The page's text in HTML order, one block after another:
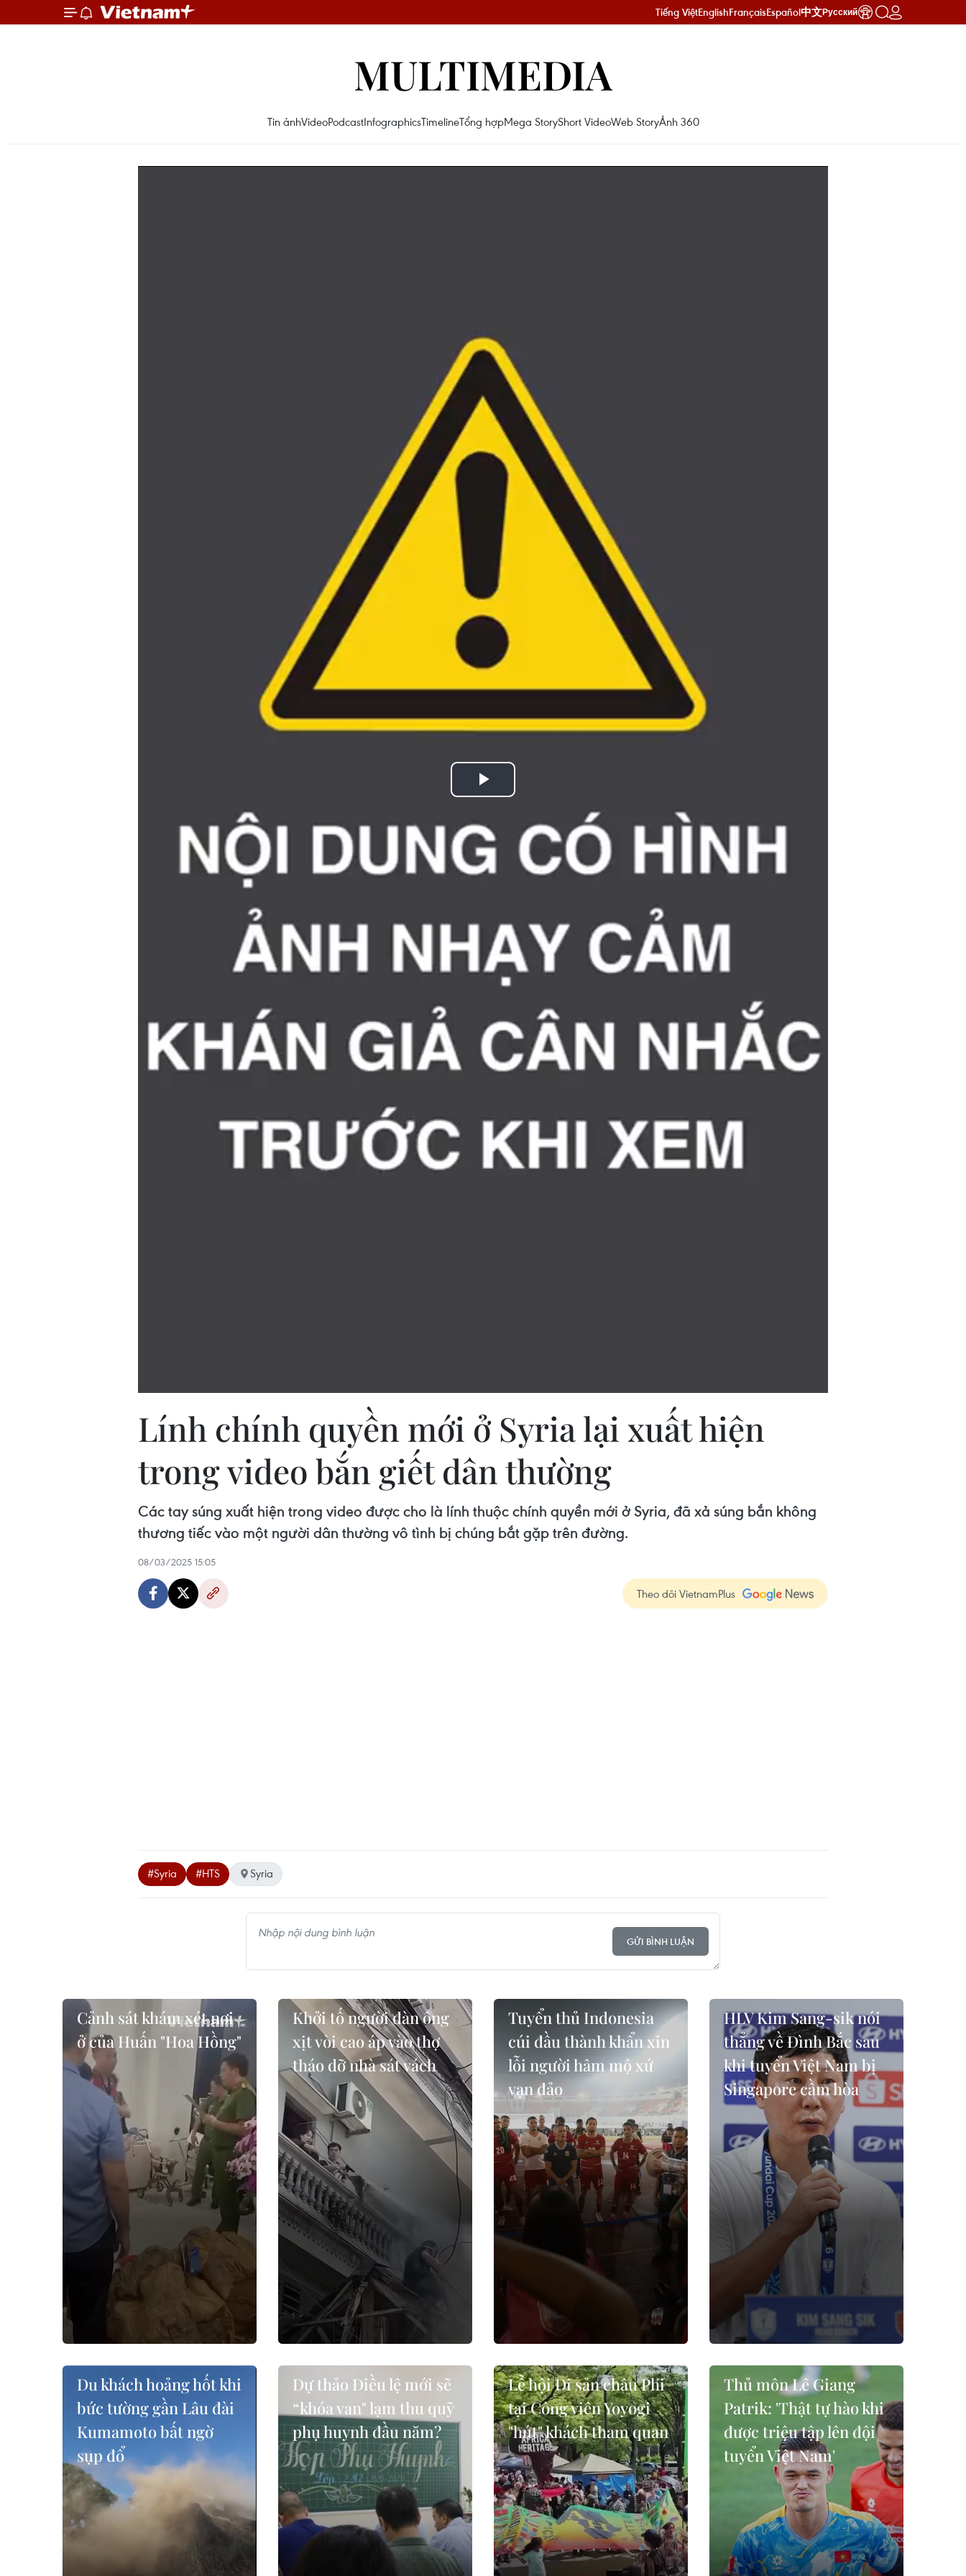
Tiếng ViệtEnglishFrançaisEspañol中文Русский
MULTIMEDIA
Tin ảnhVideoPodcastInfographicsTimelineTổng hợpMega StoryShort VideoWeb StoryẢnh 360
Play
Video
Lính chính quyền mới ở Syria lại xuất hiện
trong video bắn giết dân thường
Các tay súng xuất hiện trong video được cho là lính thuộc chính quyền mới ở Syria, đã xả súng bắn không
thương tiếc vào một người dân thường vô tình bị chúng bắt gặp trên đường.
08/03/2025 15:05
Theo dõi VietnamPlus
#Syria #HTS Syria
GỬI BÌNH LUẬN
Cảnh sát khám xét nơi
ở của Huấn "Hoa Hồng"
Khởi tố người đàn ông
xịt vòi cao áp vào thợ
tháo dỡ nhà sát vách
Tuyển thủ Indonesia
cúi đầu thành khẩn xin
lỗi người hâm mộ xứ
vạn đảo
HLV Kim Sang-sik nói
thẳng về Đình Bắc sau
khi tuyển Việt Nam bị
Singapore cầm hòa
Du khách hoảng hốt khi
bức tường gần Lâu đài
Kumamoto bất ngờ
sụp đổ
Dự thảo Điều lệ mới sẽ
“khóa van" lạm thu quỹ
phụ huynh đầu năm?
Lễ hội Di sản châu Phi
tại Công viên Yoyogi
"hút" khách tham quan
Thủ môn Lê Giang
Patrik: 'Thật tự hào khi
được triệu tập lên đội
tuyển Việt Nam'